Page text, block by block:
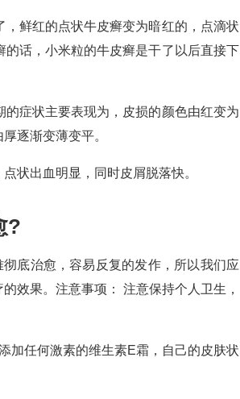
鲜红的点状牛皮癣变为暗红的，点滴状
话，小米粒的牛皮癣是干了以后直接下
症状主要表现为，皮损的颜色由红变为
逐渐变薄变平。
状出血明显，同时皮屑脱落快。
?
底治愈，容易反复的发作，所以我们应
效果。注意事项： 注意保持个人卫生，
加任何激素的维生素E霜，自己的皮肤状